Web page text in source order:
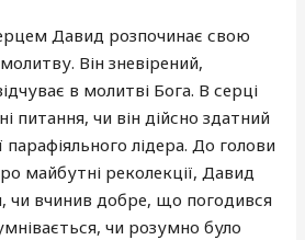
Давид розпочинає свою
Він зневірений,
в молитві Бога. В серці
питання, чи він дійсно здатний
лідера. До голови
майбутні реколекції, Давид
чи вчинив добре, що погодився
чи розумно було